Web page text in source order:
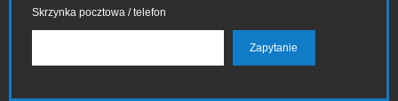
Skrzynka pocztowa / telefon